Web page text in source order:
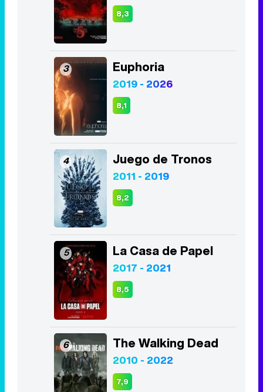
8,3
3 Euphoria
2019 - 2026
8,1
4 Juego de Tronos
2011 - 2019
8,2
5 La Casa de Papel
2017 - 2021
8,5
6 The Walking Dead
2010 - 2022
7,9